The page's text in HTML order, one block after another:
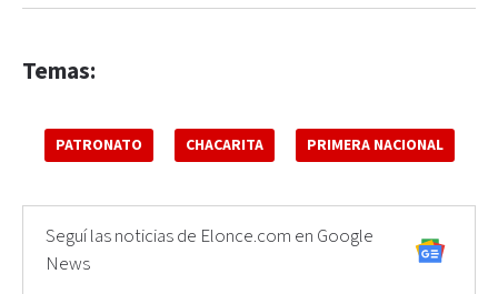
Temas:
PATRONATO CHACARITA PRIMERA NACIONAL
Seguí las noticias de Elonce.com en Google
News